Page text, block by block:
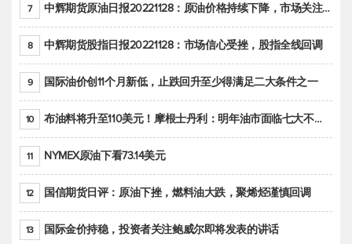
7 中辉期货原油日报20221128：原油价格持续下降，市场关注OPEC+新一轮产能政策
8 中辉期货股指日报20221128：市场信心受挫，股指全线回调
9 国际油价创11个月新低，止跌回升至少得满足二大条件之一
10 布油料将升至110美元！摩根士丹利：明年油市面临七大不确定性
11 NYMEX原油下看73.14美元
12 国信期货日评：原油下挫，燃料油大跌，聚烯烃谨慎回调
13 国际金价持稳，投资者关注鲍威尔即将发表的讲话